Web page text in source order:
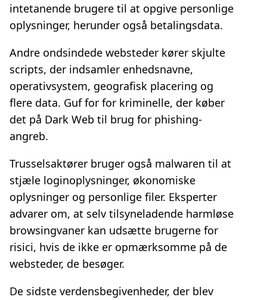
intetanende brugere til at opgive personlige
oplysninger, herunder også betalingsdata.
Andre ondsindede websteder kører skjulte
scripts, der indsamler enhedsnavne,
operativsystem, geografisk placering og
flere data. Guf for for kriminelle, der køber
det på Dark Web til brug for phishing-
angreb.
Trusselsaktører bruger også malwaren til at
stjæle loginoplysninger, økonomiske
oplysninger og personlige filer. Eksperter
advarer om, at selv tilsyneladende harmløse
browsingvaner kan udsætte brugerne for
risici, hvis de ikke er opmærksomme på de
websteder, de besøger.
De sidste verdensbegivenheder, der blev